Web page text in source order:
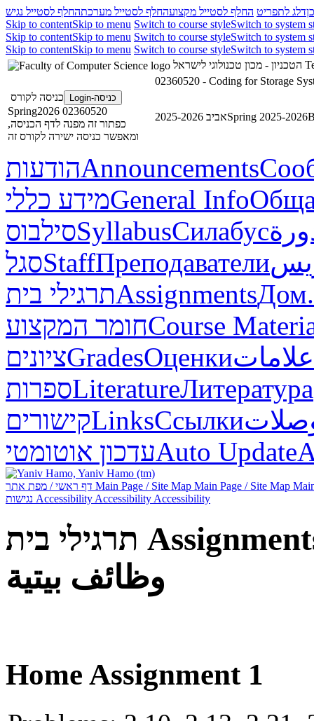
דלג לתפריט החלף לסטייל מקצועהחלף לסטייל מערכתהחלף לסטייל נגיש
Skip to contentSkip to menu Switch to course styleSwitch to system
Skip to contentSkip to menu Switch to course styleSwitch to system
Skip to contentSkip to menu Switch to course styleSwitch to system
02360520 - Coding for Storage
כניסה-Login
כניסה לקורס
02360520 Spring2026
כפתור זה מפנה לדף הכניסה,
ומאפשר כניסה ישירה לקורס זה
אביב 2025-2026Spring 2025-2026
הודעותAnnouncements
מידע כלליGeneral Info
סילבוסSyllabusСилабус
סגלStaffПреподаватели
תרגילי ביתAssignmentsДом.
חומר המקצועCourse
ציוניםGradesОценкиعلامات
ספרותLiteratureЛитература
קישוריםLinksСсылки
עדכון אוטומטיAuto Update
Main Page / Site Map Main Page / Site Map
Accessibility Accessibility Accessibility
תרגילי בית
وظائف بيتية
Home Assignment 1